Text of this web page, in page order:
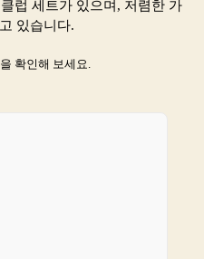
골
럽
럽 세트가 있으며, 저렴한 가
있습니다.
확인해 보세요.